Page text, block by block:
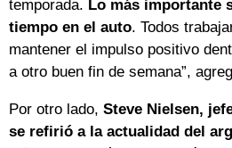
temporada. Lo más importante
tiempo en el auto. Todos
mantener el impulso positivo
a otro buen fin de semana”,
Por otro lado, Steve Nielsen,
se refirió a la actualidad del